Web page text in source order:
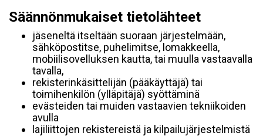
Säännönmukaiset tietolähteet
jäseneltä itseltään suoraan järjestelmään,
sähköpostitse, puhelimitse, lomakkeella,
mobiilisovelluksen kautta, tai muulla vastaavalla
tavalla,
rekisterinkäsittelijän (pääkäyttäjä) tai
toimihenkilön (ylläpitäjä) syöttäminä
evästeiden tai muiden vastaavien tekniikoiden
avulla
lajiliittojen rekistereistä ja kilpailujärjestelmistä